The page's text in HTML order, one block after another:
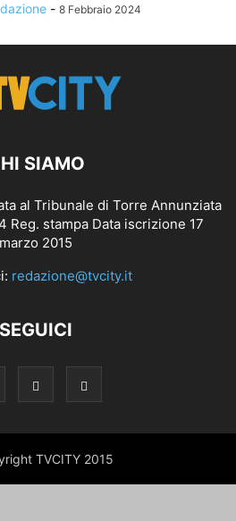
- 8 Febbraio 2024
SIAMO
al Tribunale di Torre Annunziata
Reg. stampa Data iscrizione 17
marzo 2015
redazione@tvcity.it
SEGUICI
TVCITY 2015